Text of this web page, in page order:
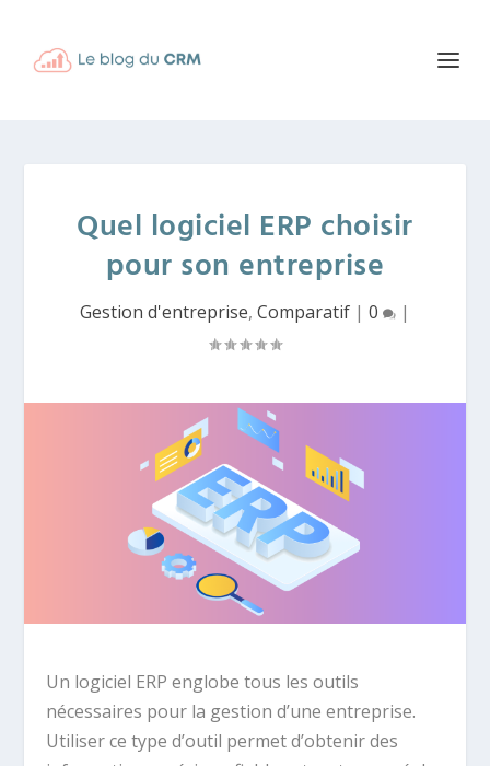
Quel logiciel ERP choisir
pour son entreprise
Gestion d'entreprise, Comparatif | 0 |
Un logiciel ERP englobe tous les outils
nécessaires pour la gestion d’une entreprise.
Utiliser ce type d’outil permet d’obtenir des